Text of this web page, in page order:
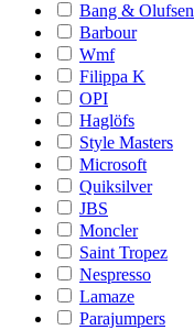
Bang & Olufsen
Barbour
Wmf
Filippa K
OPI
Haglöfs
Style Masters
Microsoft
Quiksilver
JBS
Moncler
Saint Tropez
Nespresso
Lamaze
Parajumpers